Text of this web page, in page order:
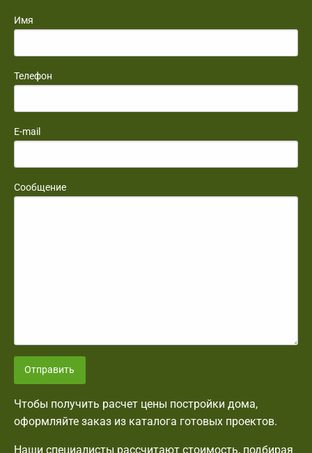
Имя
Телефон
E-mail
Сообщение
Отправить
Чтобы получить расчет цены постройки дома,
оформляйте заказ из каталога готовых проектов.
Наши специалисты рассчитают стоимость, подбирая